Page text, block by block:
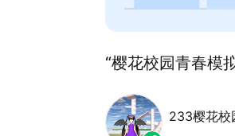
“樱花校园青春模
233樱花校